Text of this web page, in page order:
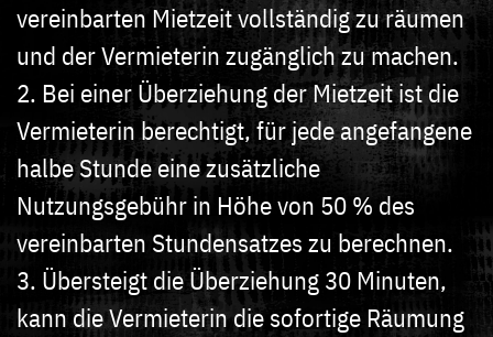
vereinbarten Mietzeit vollständig zu räumen
und der Vermieterin zugänglich zu machen.
2. Bei einer Überziehung der Mietzeit ist die
Vermieterin berechtigt, für jede angefangene
halbe Stunde eine zusätzliche
Nutzungsgebühr in Höhe von 50 % des
vereinbarten Stundensatzes zu berechnen.
3. Übersteigt die Überziehung 30 Minuten,
kann die Vermieterin die sofortige Räumung